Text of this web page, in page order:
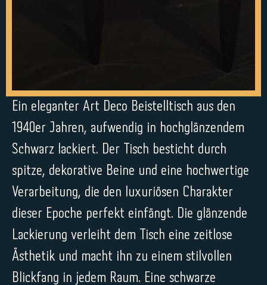
Ein eleganter Art Deco Beistelltisch aus den
1940er Jahren, aufwendig in hochglänzendem
Schwarz lackiert. Der Tisch besticht durch
spitze, dekorative Beine und eine hochwertige
Verarbeitung, die den luxuriösen Charakter
dieser Epoche perfekt einfängt. Die glänzende
Lackierung verleiht dem Tisch eine zeitlose
Ästhetik und macht ihn zu einem stilvollen
Blickfang in jedem Raum. Eine schwarze